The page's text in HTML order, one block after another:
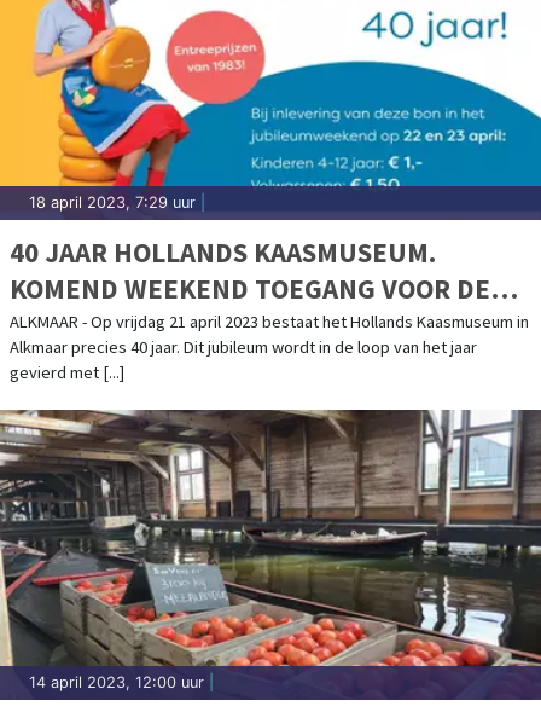
18 april 2023, 7:29 uur
40 JAAR HOLLANDS KAASMUSEUM.
KOMEND WEEKEND TOEGANG VOOR DE
PRIJZEN VAN 1983
ALKMAAR - Op vrijdag 21 april 2023 bestaat het Hollands Kaasmuseum in
Alkmaar precies 40 jaar. Dit jubileum wordt in de loop van het jaar
gevierd met [...]
14 april 2023, 12:00 uur